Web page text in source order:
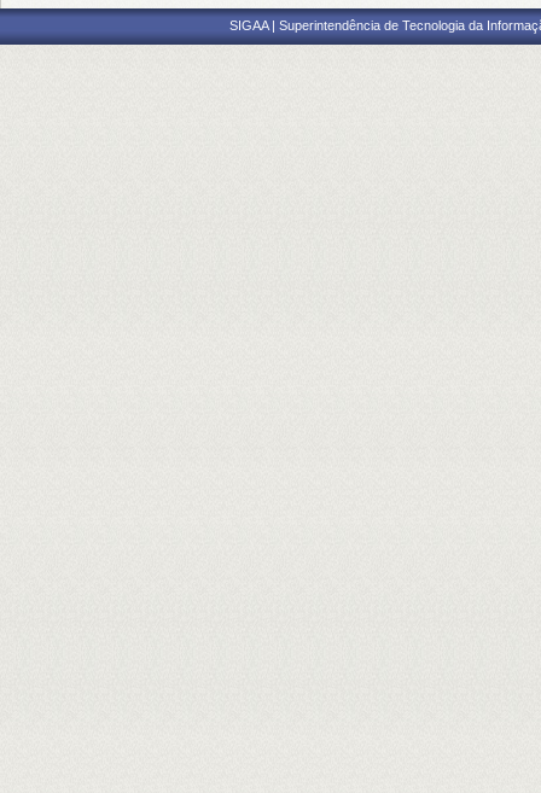
SIGAA | Superintendência de Tecnologia da